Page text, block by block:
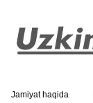
Jamiyat haqida